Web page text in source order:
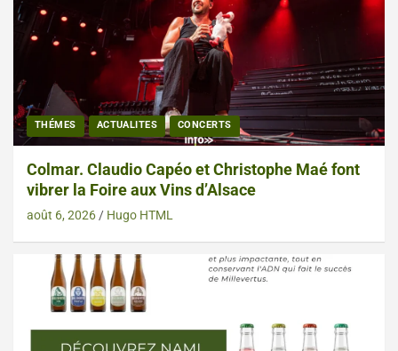
THÉMES ACTUALITES CONCERTS
Colmar. Claudio Capéo et Christophe Maé font
vibrer la Foire aux Vins d’Alsace
août 6, 2026 Hugo HTML